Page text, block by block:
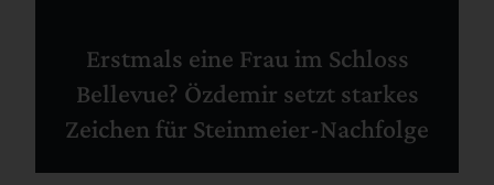
Erstmals eine Frau im Schloss
Bellevue? Özdemir setzt starkes
Zeichen für Steinmeier-Nachfolge